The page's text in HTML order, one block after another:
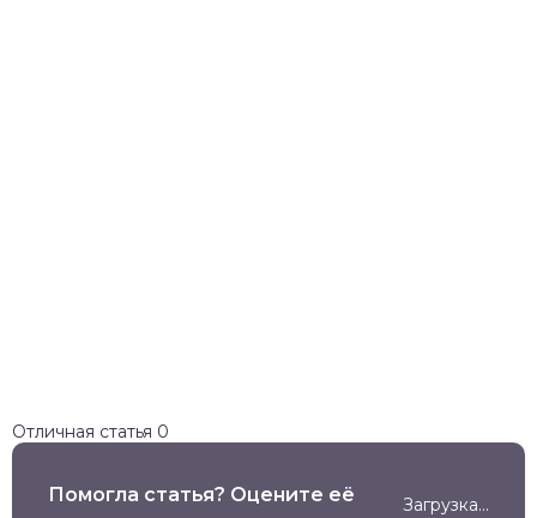
Отличная статья 0
Помогла статья? Оцените её Загрузка...